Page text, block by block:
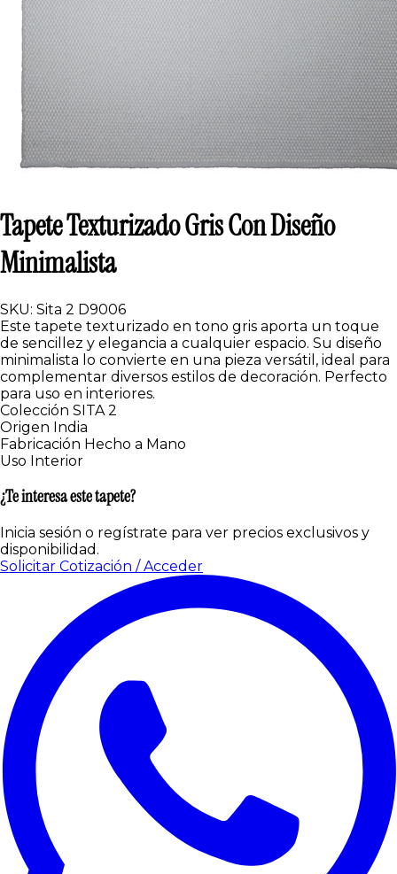
Tapete Texturizado Gris Con Diseño
Minimalista
SKU: Sita 2 D9006
Este tapete texturizado en tono gris aporta un toque
de sencillez y elegancia a cualquier espacio. Su diseño
minimalista lo convierte en una pieza versátil, ideal para
complementar diversos estilos de decoración. Perfecto
para uso en interiores.
Colección SITA 2
Origen India
Fabricación Hecho a Mano
Uso Interior
¿Te interesa este tapete?
Inicia sesión o regístrate para ver precios exclusivos y
disponibilidad.
Solicitar Cotización / Acceder